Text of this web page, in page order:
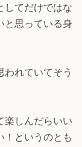
してだけではな
と思っている身
われていてそう
楽しんだらいい
！というのとも